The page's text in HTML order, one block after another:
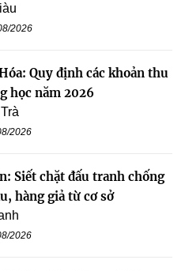
2026
Quy định các khoản thu
học năm 2026
2026
Siết chặt đấu tranh chống
hàng giả từ cơ sở
2026